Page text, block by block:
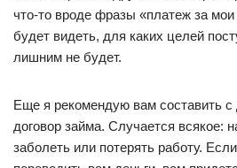
что-то вроде фразы «платеж за
будет видеть, для каких целей
лишним не будет.
Еще я рекомендую вам составить с
договор займа. Случается всякое:
заболеть или потерять работу.